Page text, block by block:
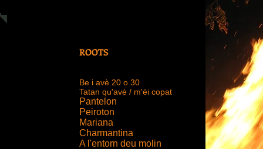
ROOTS
Be i avè 20 o 30
Tatan qu'avè / m'èi copat
Pantelon
Peiroton
Mariana
Charmantina
A l'entorn deu molin